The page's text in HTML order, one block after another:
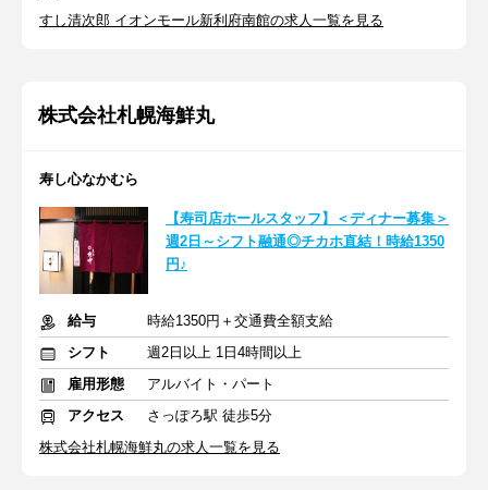
すし清次郎 イオンモール新利府南館の求人一覧を見る
株式会社札幌海鮮丸
寿し心なかむら
【寿司店ホールスタッフ】＜ディナー募集＞
週2日～シフト融通◎チカホ直結！時給1350
円♪
給与
時給1350円＋交通費全額支給
シフト
週2日以上 1日4時間以上
雇用形態
アルバイト・パート
アクセス
さっぽろ駅 徒歩5分
株式会社札幌海鮮丸の求人一覧を見る